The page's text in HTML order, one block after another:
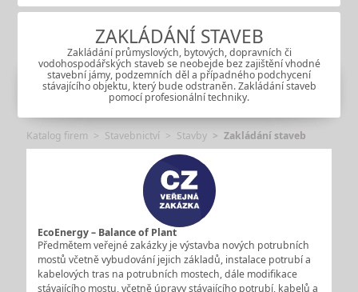
ZAKLÁDÁNÍ STAVEB
Zakládání průmyslových, bytových, dopravních či
vodohospodářských staveb se neobejde bez zajištění vhodné
stavební jámy, podzemních děl a případného podchycení
stávajícího objektu, který bude odstraněn. Zakládání staveb
pomocí profesionální techniky.
Katalog firem Stavebnictví Stavby Zakládání staveb
EcoEnergy – Balance of Plant
Předmětem veřejné zakázky je výstavba nových potrubních
mostů včetně vybudování jejich základů, instalace potrubí a
kabelových tras na potrubních mostech, dále modifikace
stávajícího mostu, včetně úpravy stávajícího potrubí, kabelů a